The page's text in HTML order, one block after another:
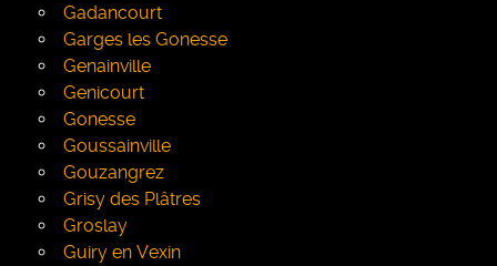
Gadancourt
Garges les Gonesse
Genainville
Genicourt
Gonesse
Goussainville
Gouzangrez
Grisy des Plâtres
Groslay
Guiry en Vexin